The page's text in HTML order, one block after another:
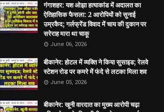
गंगाशहर: यश ओझा हत्याकांड में अदालत का
ऐतिहासिक फैसला: 2 आरोपियों को सुनाई
उम्रकैद; गर्लफ्रेंड विवाद में चाय की दुकान पर
सरेराह मारा था चाकू
June 06, 2026
बीकानेर: होटल में व्यक्ति ने किया सुसाइड; रेलवे
स्टेशन रोड पर कमरे में फंदे से लटका मिला शव
June 05, 2026
बीकानेर: खूनी वारदात का मुख्य आरोपी चढ़ा